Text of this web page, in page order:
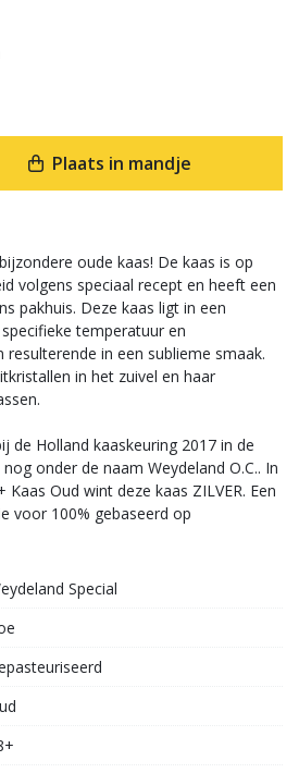
oude kaas! De kaas is op
volgens speciaal recept en heeft een
pakhuis. Deze kaas ligt in een
temperatuur en
in een sublieme smaak.
in het zuivel en haar
de Holland kaaskeuring 2017 in de
onder de naam Weydeland O.C.. In
Oud wint deze kaas ZILVER. Een
voor 100% gebaseerd op
Plaats in mandje
Special